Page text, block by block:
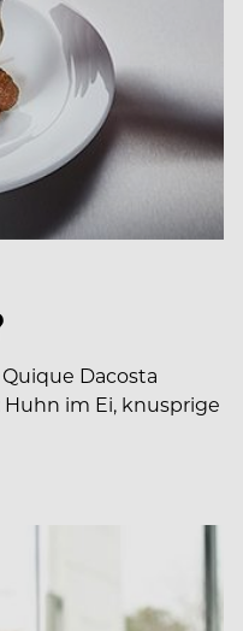
Dacosta
Huhn im Ei, knusprige